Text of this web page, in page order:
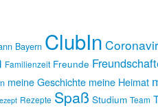
Bayern ClubIn
Familienzeit Freunde
meine Geschichte meine Heimat
Rezepte Spaß Studium Team